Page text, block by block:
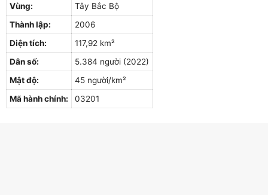
Vùng:
Tây Bắc Bộ
Thành lập:
2006
Diện tích:
117,92 km²
Dân số:
5.384 người (2022)
Mật độ:
45 người/km²
Mã hành chính:
03201